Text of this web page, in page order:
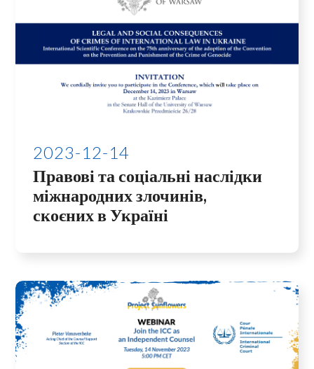
2023-12-14
Правові та соціальні наслідки
міжнародних злочинів,
скоєних в Україні